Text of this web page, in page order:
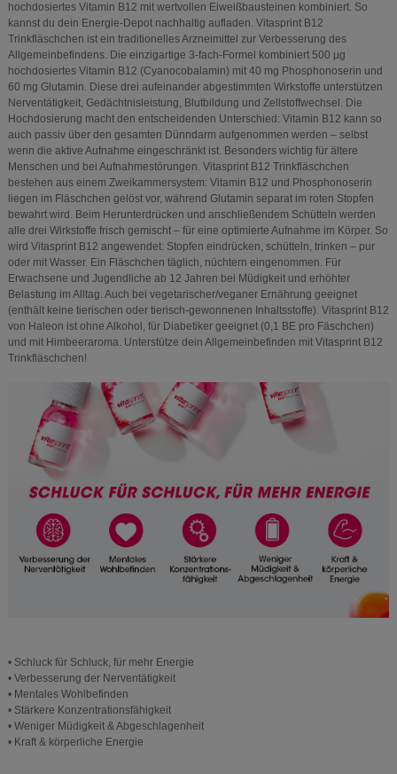
hochdosiertes Vitamin B12 mit wertvollen Eiweißbausteinen kombiniert. So
kannst du dein Energie-Depot nachhaltig aufladen. Vitasprint B12
Trinkfläschchen ist ein traditionelles Arzneimittel zur Verbesserung des
Allgemeinbefindens. Die einzigartige 3-fach-Formel kombiniert 500 µg
hochdosiertes Vitamin B12 (Cyanocobalamin) mit 40 mg Phosphonoserin und
60 mg Glutamin. Diese drei aufeinander abgestimmten Wirkstoffe unterstützen
Nerventätigkeit, Gedächtnisleistung, Blutbildung und Zellstoffwechsel. Die
Hochdosierung macht den entscheidenden Unterschied: Vitamin B12 kann so
auch passiv über den gesamten Dünndarm aufgenommen werden – selbst
wenn die aktive Aufnahme eingeschränkt ist. Besonders wichtig für ältere
Menschen und bei Aufnahmestörungen. Vitasprint B12 Trinkfläschchen
bestehen aus einem Zweikammersystem: Vitamin B12 und Phosphonoserin
liegen im Fläschchen gelöst vor, während Glutamin separat im roten Stopfen
bewahrt wird. Beim Herunterdrücken und anschließendem Schütteln werden
alle drei Wirkstoffe frisch gemischt – für eine optimierte Aufnahme im Körper. So
wird Vitasprint B12 angewendet: Stopfen eindrücken, schütteln, trinken – pur
oder mit Wasser. Ein Fläschchen täglich, nüchtern eingenommen. Für
Erwachsene und Jugendliche ab 12 Jahren bei Müdigkeit und erhöhter
Belastung im Alltag. Auch bei vegetarischer/veganer Ernährung geeignet
(enthält keine tierischen oder tierisch-gewonnenen Inhaltsstoffe). Vitasprint B12
von Haleon ist ohne Alkohol, für Diabetiker geeignet (0,1 BE pro Fäschchen)
und mit Himbeeraroma. Unterstütze dein Allgemeinbefinden mit Vitasprint B12
Trinkfläschchen!
• Schluck für Schluck, für mehr Energie
• Verbesserung der Nerventätigkeit
• Mentales Wohlbefinden
• Stärkere Konzentrationsfähigkeit
• Weniger Müdigkeit & Abgeschlagenheit
• Kraft & körperliche Energie